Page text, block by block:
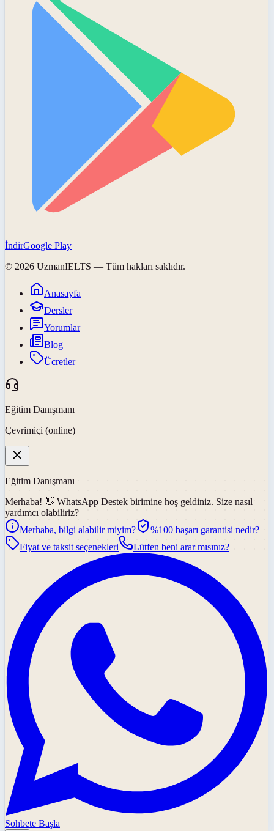
İndirGoogle Play
© 2026 UzmanIELTS — Tüm hakları saklıdır.
Anasayfa
Dersler
Yorumlar
Blog
Ücretler
Eğitim Danışmanı
Çevrimiçi (online)
Eğitim Danışmanı
Merhaba! 👋 WhatsApp Destek birimine hoş geldiniz. Size nasıl
yardımcı olabiliriz?
Merhaba, bilgi alabilir miyim?
%100 başarı garantisi nedir?
Fiyat ve taksit seçenekleri
Lütfen beni arar mısınız?
Sohbete Başla